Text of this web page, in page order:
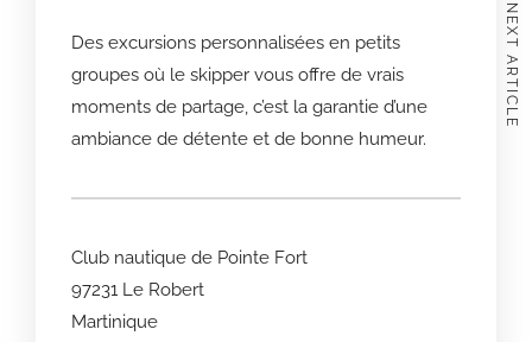
Des excursions personnalisées en petits
groupes où le skipper vous offre de vrais
moments de partage, c’est la garantie d’une
ambiance de détente et de bonne humeur.
Club nautique de Pointe Fort
97231 Le Robert
Martinique
NEXT ARTICLE